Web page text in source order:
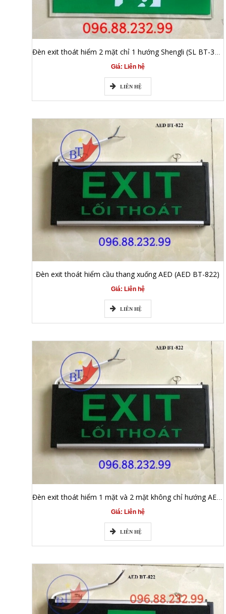
Giá: Liên hệ
LIÊN HỆ
Đèn exit thoát hiểm cầu thang xuống AED (AED BT-822)
Giá: Liên hệ
LIÊN HỆ
Đèn exit thoát hiểm 1 mặt và 2 mặt không chỉ hướng AED (AED BT-822)
Giá: Liên hệ
LIÊN HỆ